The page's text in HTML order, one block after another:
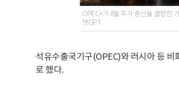
OPEC+가 8월 추가 증산을 결정한
챗GPT
석유수출국기구(OPEC)와 러시아 등 비
로 했다.